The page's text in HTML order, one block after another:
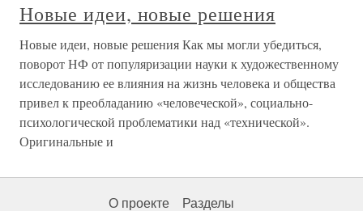
Новые идеи, новые решения
Новые идеи, новые решения Как мы могли убедиться,
поворот НФ от популяризации науки к художественному
исследованию ее влияния на жизнь человека и общества
привел к преобладанию «человеческой», социально-
психологической проблематики над «технической».
Оригинальные и
О проекте Разделы